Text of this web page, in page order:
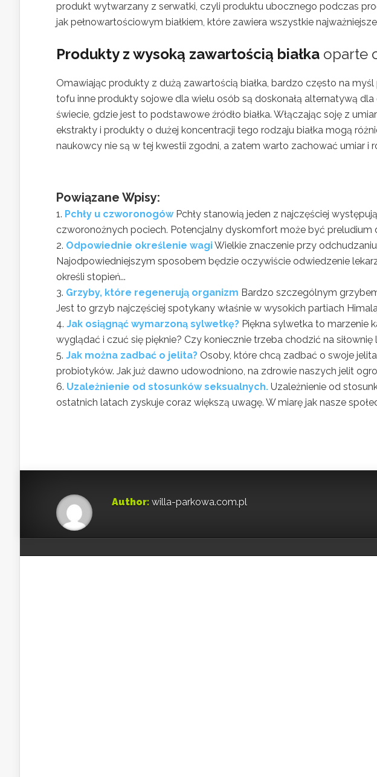
produkt wytwarzany z serwatki, czyli produktu ubocznego podczas
jak pełnowartościowym białkiem, które zawiera wszystkie
Produkty z wysoką zawartością białka oparte
Omawiając produkty z dużą zawartością białka, bardzo często na
tofu inne produkty sojowe dla wielu osób są doskonałą alternatywą
świecie, gdzie jest to podstawowe źródło białka. Włączając soję z
ekstrakty i produkty o dużej koncentracji tego rodzaju białka mogą
naukowcy nie są w tej kwestii zgodni, a zatem warto zachować umiar i
Powiązane Wpisy:
Pchły u czworonogów Pchły stanowią jeden z najczęściej
czworonożnych pociech. Potencjalny dyskomfort może być preludium
Odpowiednie określenie wagiWielkie znaczenie przy
Najodpowiedniejszym sposobem będzie oczywiście odwiedzenie
określi stopień...
Grzyby, które regenerują organizm Bardzo szczególnym
Jest to grzyb najczęściej spotykany właśnie w wysokich partiach
Jak osiągnąć wymarzoną sylwetkę? Piękna sylwetka to marzenie
wyglądać i czuć się pięknie? Czy koniecznie trzeba chodzić na siłownię
Jak można zadbać o jelita? Osoby, które chcą zadbać o swoje
probiotyków. Jak już dawno udowodniono, na zdrowie naszych jelit
Uzależnienie od stosunków seksualnych. Uzależnienie od
ostatnich latach zyskuje coraz większą uwagę. W miarę jak nasze
Author: willa-parkowa.com.pl